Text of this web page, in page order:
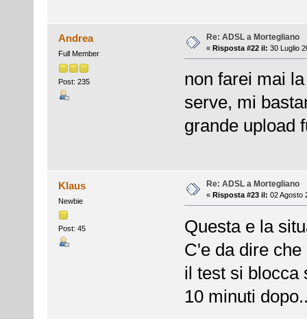
Andrea
Full Member
Post: 235
Re: ADSL a Mortegliano
« Risposta #22 il: 30 Luglio
non farei mai
serve, mi
grande upload
Klaus
Newbie
Post: 45
Re: ADSL a Mortegliano
« Risposta #23 il: 02 Agosto
Questa e la
C'e da dire che
il test si blocca
10 minuti